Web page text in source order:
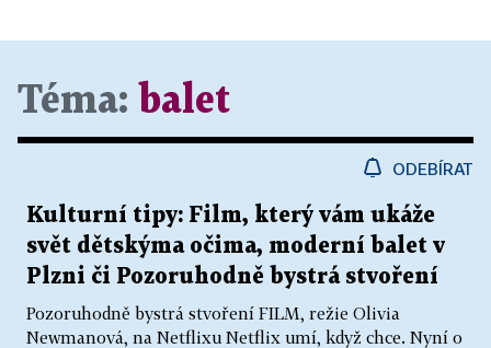
Téma: balet
ODEBÍRAT
Kulturní tipy: Film, který vám ukáže
svět dětskýma očima, moderní balet v
Plzni či Pozoruhodně bystrá stvoření
Pozoruhodně bystrá stvoření FILM, režie Olivia
Newmanová, na Netflixu Netflix umí, když chce. Nyní o